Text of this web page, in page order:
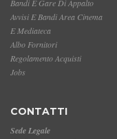
Bandi E Gare Di Appalto
Avvisi E Bandi Area Cinema
E Mediateca
Albo Fornitori
Regolamento Acquisti
Jobs
CONTATTI
Sede Legale